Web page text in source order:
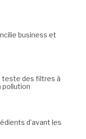
business et
teste des filtres à
pollution
d’avant les